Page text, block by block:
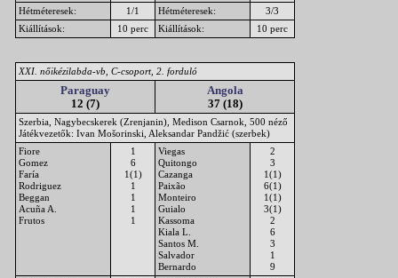
Hétméteresek:
1/1 Hétméteresek:
3/3
Kiállítások:
10 perc Kiállítások: 10 perc
XXI. nőikézilabda-vb, C-csoport, 2. forduló
Paraguay
12 (7)
Angola
37 (18)
Szerbia, Nagybecskerek (Zrenjanin), Medison Csarnok, 500 néző
Játékvezetők: Ivan Mošorinski, Aleksandar Pandžić (szerbek)
Fiore
Gomez
Faría
Rodriguez
Beggan
Acuña A.
Frutos
1
6
1(1)
1
1
1
1
Viegas
Quitongo
Cazanga
Paixão
Monteiro
Guialo
Kassoma
Kiala L.
Santos M.
Salvador
Bernardo
2
3
1(1)
6(1)
1(1)
3(1)
2
6
3
1
9